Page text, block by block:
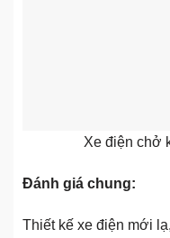
Xe điện chở
Đánh giá chung:
Thiết kế xe điện mới